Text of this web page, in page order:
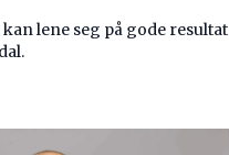
lene seg på gode resultat